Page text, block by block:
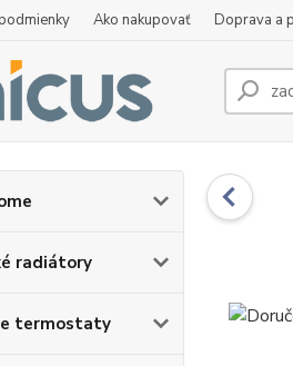
Ako nakupovať Doprava a
radiátory
termostaty